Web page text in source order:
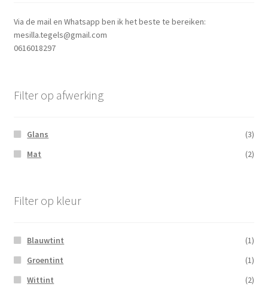
Via de mail en Whatsapp ben ik het beste te bereiken:
mesilla.tegels@gmail.com
0616018297
Filter op afwerking
Glans
(3)
Mat
(2)
Filter op kleur
Blauwtint
(1)
Groentint
(1)
Wittint
(2)